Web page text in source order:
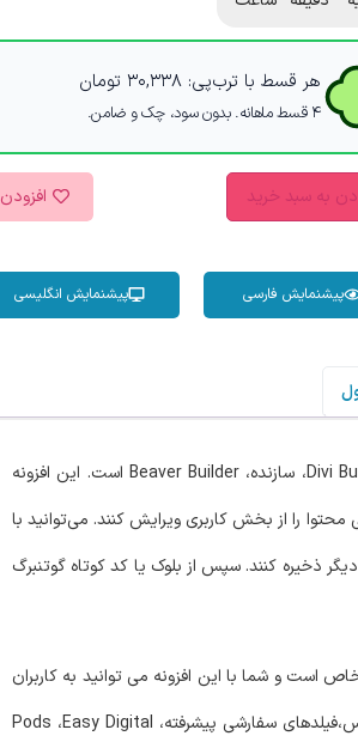
هر قسط با ترب‌پی:۳۰,۳۳۸ تومان
۴ قسط ماهانه. بدون سود، چک و ضامن.
به سبد خرید افزودن
پیشنمایش فارسی پیشنمایش انگلیسی
یک پلاگین افزودن المان‌های سمت کاربری فرم ACF و سازگار با گوتنبرگ، المنتور، Divi Builder، سازنده، Beaver Builder است. این افزونه
را از بخش کاربری ویرایش کنند. می‌توانید با
ذخیره کنند. سپس از بلوک یا کد کوتاه گوتنبرگ
است و شما با این افزونه می توانید به کاربران
برای ویرایش داده های خودشان مستقیما از سمت کاربری اجازه دهید تا به راحتی داده های خود را ویرایش کنند. این افزونه از ووکامرس،فیلدهای سفارشی پیشرفته، Pods ،Easy Digital